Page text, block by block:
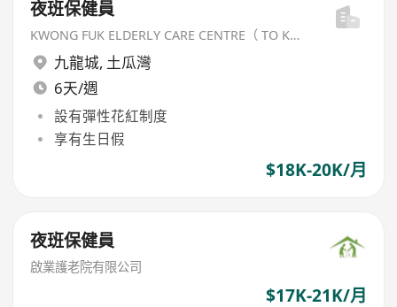
夜班保健員
KWONG FUK ELDERLY CARE CENTRE（ TO KWA WAN) LIMITED
九龍城, 土瓜灣
6天/週
設有彈性花紅制度
享有生日假
$18K-20K/月
夜班保健員
啟業護老院有限公司
$17K-21K/月